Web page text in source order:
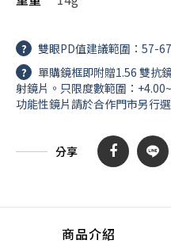
?
雙眼PD值建議範圍：57-67
?
單購鏡框即附贈1.56 雙抗
射鏡片。只限度數範圍：
功能性鏡片請於合作門市另行選
分享
商品介紹